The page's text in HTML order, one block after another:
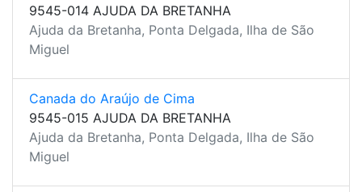
9545-014 AJUDA DA BRETANHA
Ajuda da Bretanha, Ponta Delgada, Ilha de São
Miguel
Canada do Araújo de Cima
9545-015 AJUDA DA BRETANHA
Ajuda da Bretanha, Ponta Delgada, Ilha de São
Miguel